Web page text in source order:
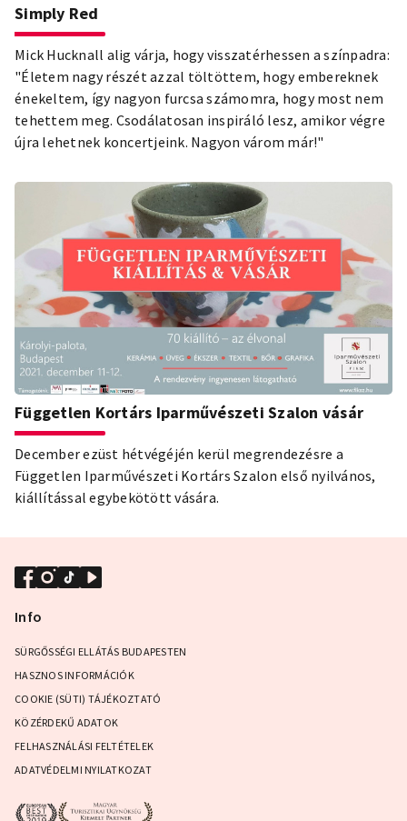
Simply Red
Mick Hucknall alig várja, hogy visszatérhessen a színpadra:
"Életem nagy részét azzal töltöttem, hogy embereknek
énekeltem, így nagyon furcsa számomra, hogy most nem
tehettem meg. Csodálatosan inspiráló lesz, amikor végre
újra lehetnek koncertjeink. Nagyon várom már!"
Független Kortárs Iparművészeti Szalon vásár
December ezüst hétvégéjén kerül megrendezésre a
Független Iparművészeti Kortárs Szalon első nyilvános,
kiállítással egybekötött vására.
Info
SÜRGŐSSÉGI ELLÁTÁS BUDAPESTEN
HASZNOS INFORMÁCIÓK
COOKIE (SÜTI) TÁJÉKOZTATÓ
KÖZÉRDEKŰ ADATOK
FELHASZNÁLÁSI FELTÉTELEK
ADATVÉDELMI NYILATKOZAT